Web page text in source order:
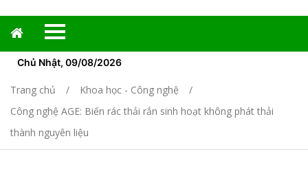
Chủ Nhật, 09/08/2026
Trang chủ
Khoa học - Công nghệ
Công nghệ AGE: Biến rác thải rắn sinh hoạt không phát thải
thành nguyên liệu